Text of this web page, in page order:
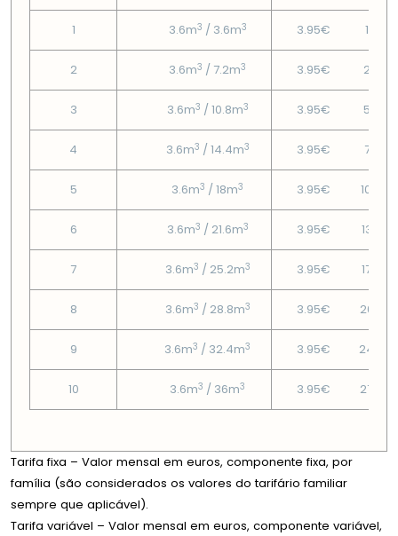
1 3.6m3 / 3.6m3 3.95€ 1.07€
2 3.6m3 / 7.2m3 3.95€ 2.95€
3 3.6m3 / 10.8m3 3.95€ 5.33€
4 3.6m3 / 14.4m3 3.95€ 7.72€
5 3.6m3 / 18m3 3.95€
6 3.6m3 / 21.6m3 3.95€ 13.85€
7 3.6m3 / 25.2m3 3.95€ 17.24€
8 3.6m3 / 28.8m3 3.95€
9 3.6m3 / 32.4m3 3.95€
10 3.6m3 / 36m3 3.95€
Tarifa fixa – Valor mensal em euros, componente fixa, por
família (são considerados os valores do tarifário familiar
sempre que aplicável).
Tarifa variável – Valor mensal em euros, componente variável,